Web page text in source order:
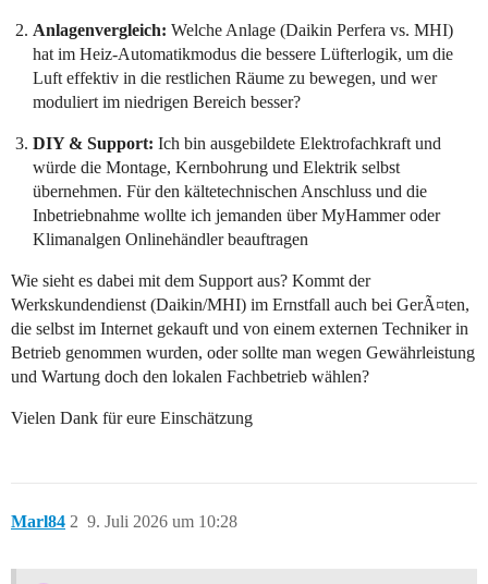
Anlagenvergleich: Welche Anlage (Daikin Perfera vs. MHI)
hat im Heiz-Automatikmodus die bessere Lüfterlogik, um die
Luft effektiv in die restlichen Räume zu bewegen, und wer
moduliert im niedrigen Bereich besser?
DIY & Support: Ich bin ausgebildete Elektrofachkraft und
würde die Montage, Kernbohrung und Elektrik selbst
übernehmen. Für den kältetechnischen Anschluss und die
Inbetriebnahme wollte ich jemanden über MyHammer oder
Klimanalgen Onlinehändler beauftragen
Wie sieht es dabei mit dem Support aus? Kommt der
Werkskundendienst (Daikin/MHI) im Ernstfall auch bei GerÃ¤ten,
die selbst im Internet gekauft und von einem externen Techniker in
Betrieb genommen wurden, oder sollte man wegen Gewährleistung
und Wartung doch den lokalen Fachbetrieb wählen?
Vielen Dank für eure Einschätzung
Marl84 9. Juli 2026 um 10:28
2